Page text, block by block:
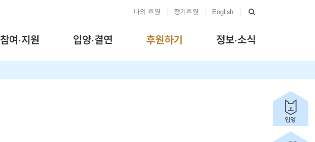
나의 후원 | 정기후원 | English |
참여·지원 입양·결연 후원하기 정보·소식